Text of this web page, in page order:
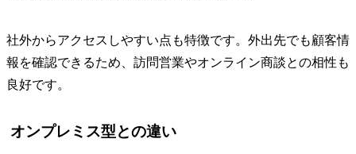
社外からアクセスしやすい点も特徴です。外出先でも顧客情
報を確認できるため、訪問営業やオンライン商談との相性も
良好です。
オンプレミス型との違い